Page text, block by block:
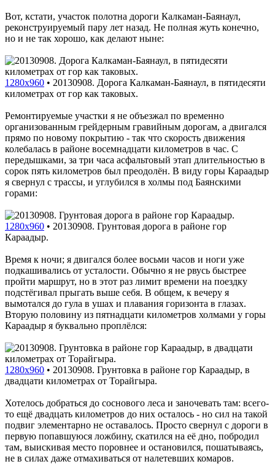
Вот, кстати, участок полотна дороги Калкаман-Баянаул,
реконструируемый пару лет назад. Не полная жуть конечно,
но и не так хорошо, как делают ныне:
1280x960 • 20130908. Дорога Калкаман-Баянаул, в пятидесяти
километрах от гор как таковых.
Ремонтируемые участки я не объезжал по временно
организованным грейдерным гравийным дорогам, а двигался
прямо по новому покрытию - так что скорость движения
колебалась в районе восемнадцати километров в час. С
передышками, за три часа асфальтовый этап длительностью в
сорок пять километров был преодолён. В виду горы Караадыр
я свернул с трассы, и углубился в холмы под Баянскими
горами:
1280x960 • 20130908. Грунтовая дорога в районе гор
Караадыр.
Время к ночи; я двигался более восьми часов и ноги уже
подкашивались от усталости. Обычно я не рвусь быстрее
пройти маршрут, но в этот раз лимит времени на поездку
подстёгивал прыгать выше себя. В общем, к вечеру я
вымотался до гула в ушах и плавания горизонта в глазах.
Вторую половину из пятнадцати километров холмами у горы
Караадыр я буквально проплёлся:
1280x960 • 20130908. Грунтовка в районе гор Караадыр, в
двадцати километрах от Торайгыра.
Хотелось добраться до соснового леса и заночевать там: всего-
то ещё двадцать километров до них осталось - но сил на такой
подвиг элементарно не оставалось. Просто свернул с дороги в
первую попавшуюся ложбину, скатился на её дно, побродил
там, выискивая место поровнее и остановился, пошатываясь,
не в силах даже отмахиваться от налетевших комаров.